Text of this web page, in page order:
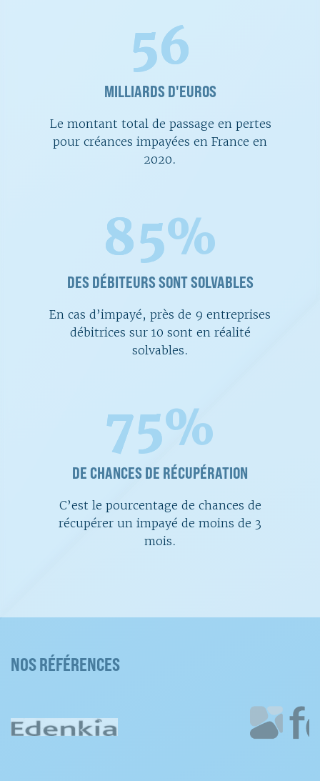
56
MILLIARDS D'EUROS
Le montant total de passage en pertes
pour créances impayées en France en
2020.
85%
DES DÉBITEURS SONT SOLVABLES
En cas d’impayé, près de 9 entreprises
débitrices sur 10 sont en réalité
solvables.
75%
DE CHANCES DE RÉCUPÉRATION
C’est le pourcentage de chances de
récupérer un impayé de moins de 3
mois.
NOS RÉFÉRENCES